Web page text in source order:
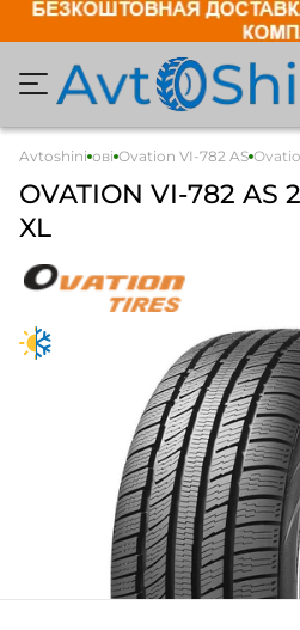
AvtoshiniЛегкові Ovation VI-782 AS
OVATION VI-782 AS
XL